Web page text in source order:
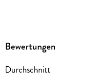
Geburtsstadt Bochum. Als
Jugendbücher, Spiele und
Bewertungen
Durchschnitt